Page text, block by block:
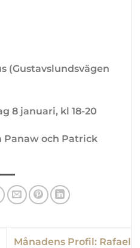
(Gustavslundsvägen
8 januari, kl 18-20
Panaw och Patrick
Månadens Profil: Rafael